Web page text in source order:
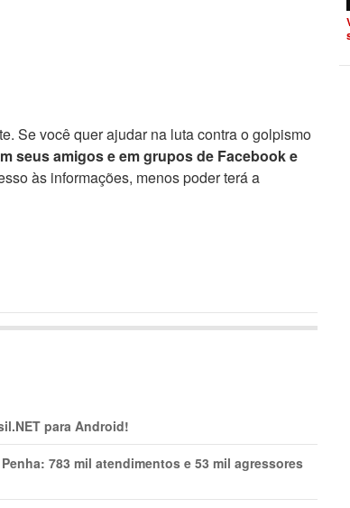
Se você quer ajudar na luta contra o golpismo
seus amigos e em grupos de Facebook e
às informações, menos poder terá a
para Android!
783 mil atendimentos e 53 mil agressores